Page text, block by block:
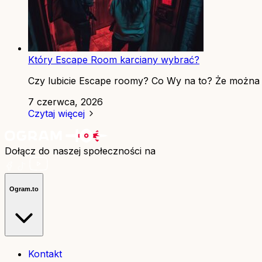
Który Escape Room karciany wybrać?
Czy lubicie Escape roomy? Co Wy na to? Że można
7 czerwca, 2026
Czytaj więcej
Dołącz do naszej społeczności na
Ogram.to
Kontakt